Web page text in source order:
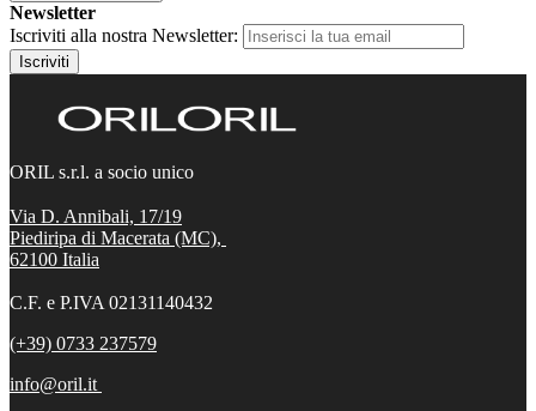
Newsletter
Iscriviti alla nostra Newsletter:
Iscriviti
ORIL s.r.l. a socio unico
Via D. Annibali, 17/19
Piediripa di Macerata (MC),
62100 Italia
C.F. e P.IVA 02131140432
(+39) 0733 237579
info@oril.it